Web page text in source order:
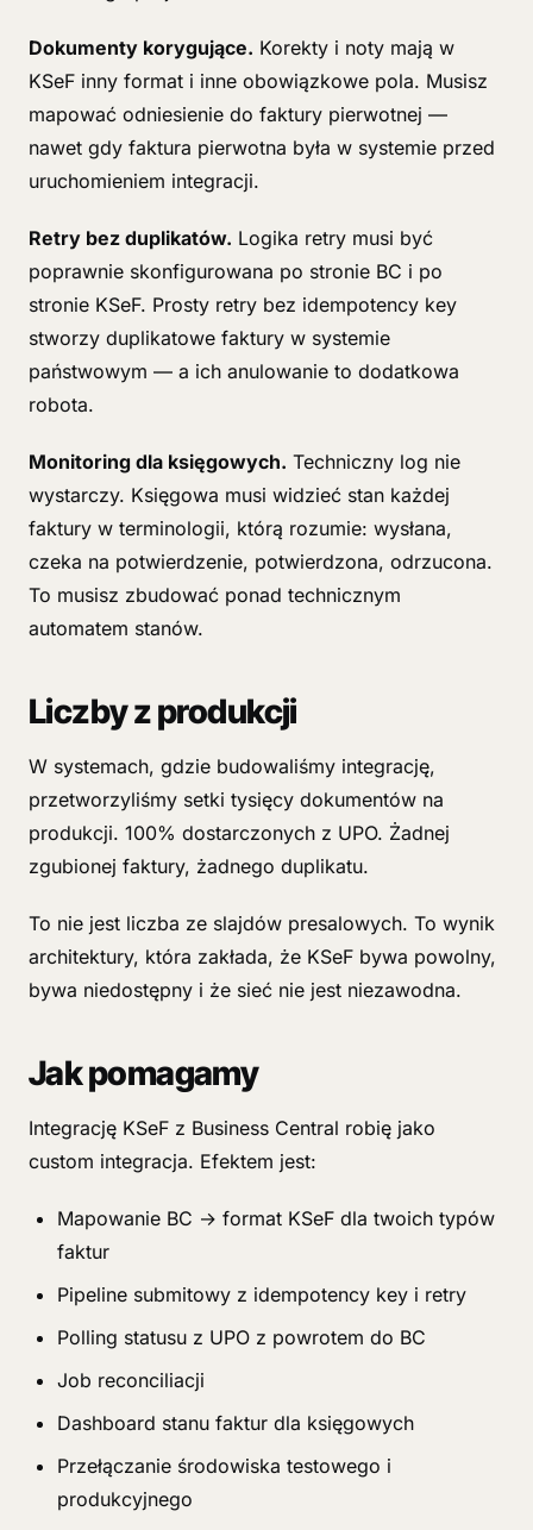
Dokumenty korygujące. Korekty i noty mają w
KSeF inny format i inne obowiązkowe pola. Musisz
mapować odniesienie do faktury pierwotnej —
nawet gdy faktura pierwotna była w systemie przed
uruchomieniem integracji.
Retry bez duplikatów. Logika retry musi być
poprawnie skonfigurowana po stronie BC i po
stronie KSeF. Prosty retry bez idempotency key
stworzy duplikatowe faktury w systemie
państwowym — a ich anulowanie to dodatkowa
robota.
Monitoring dla księgowych. Techniczny log nie
wystarczy. Księgowa musi widzieć stan każdej
faktury w terminologii, którą rozumie: wysłana,
czeka na potwierdzenie, potwierdzona, odrzucona.
To musisz zbudować ponad technicznym
automatem stanów.
Liczby z produkcji
W systemach, gdzie budowaliśmy integrację,
przetworzyliśmy setki tysięcy dokumentów na
produkcji. 100% dostarczonych z UPO. Żadnej
zgubionej faktury, żadnego duplikatu.
To nie jest liczba ze slajdów presalowych. To wynik
architektury, która zakłada, że KSeF bywa powolny,
bywa niedostępny i że sieć nie jest niezawodna.
Jak pomagamy
Integrację KSeF z Business Central robię jako
custom integracja. Efektem jest:
Mapowanie BC → format KSeF dla twoich typów
faktur
Pipeline submitowy z idempotency key i retry
Polling statusu z UPO z powrotem do BC
Job reconciliacji
Dashboard stanu faktur dla księgowych
Przełączanie środowiska testowego i
produkcyjnego